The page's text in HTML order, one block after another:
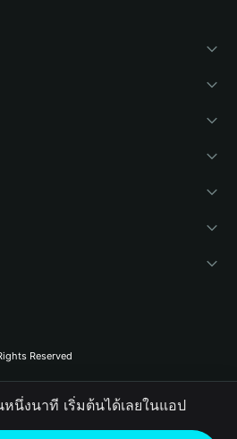
Reserved
นึ่งนาที เริ่มต้นได้เลยในแอป